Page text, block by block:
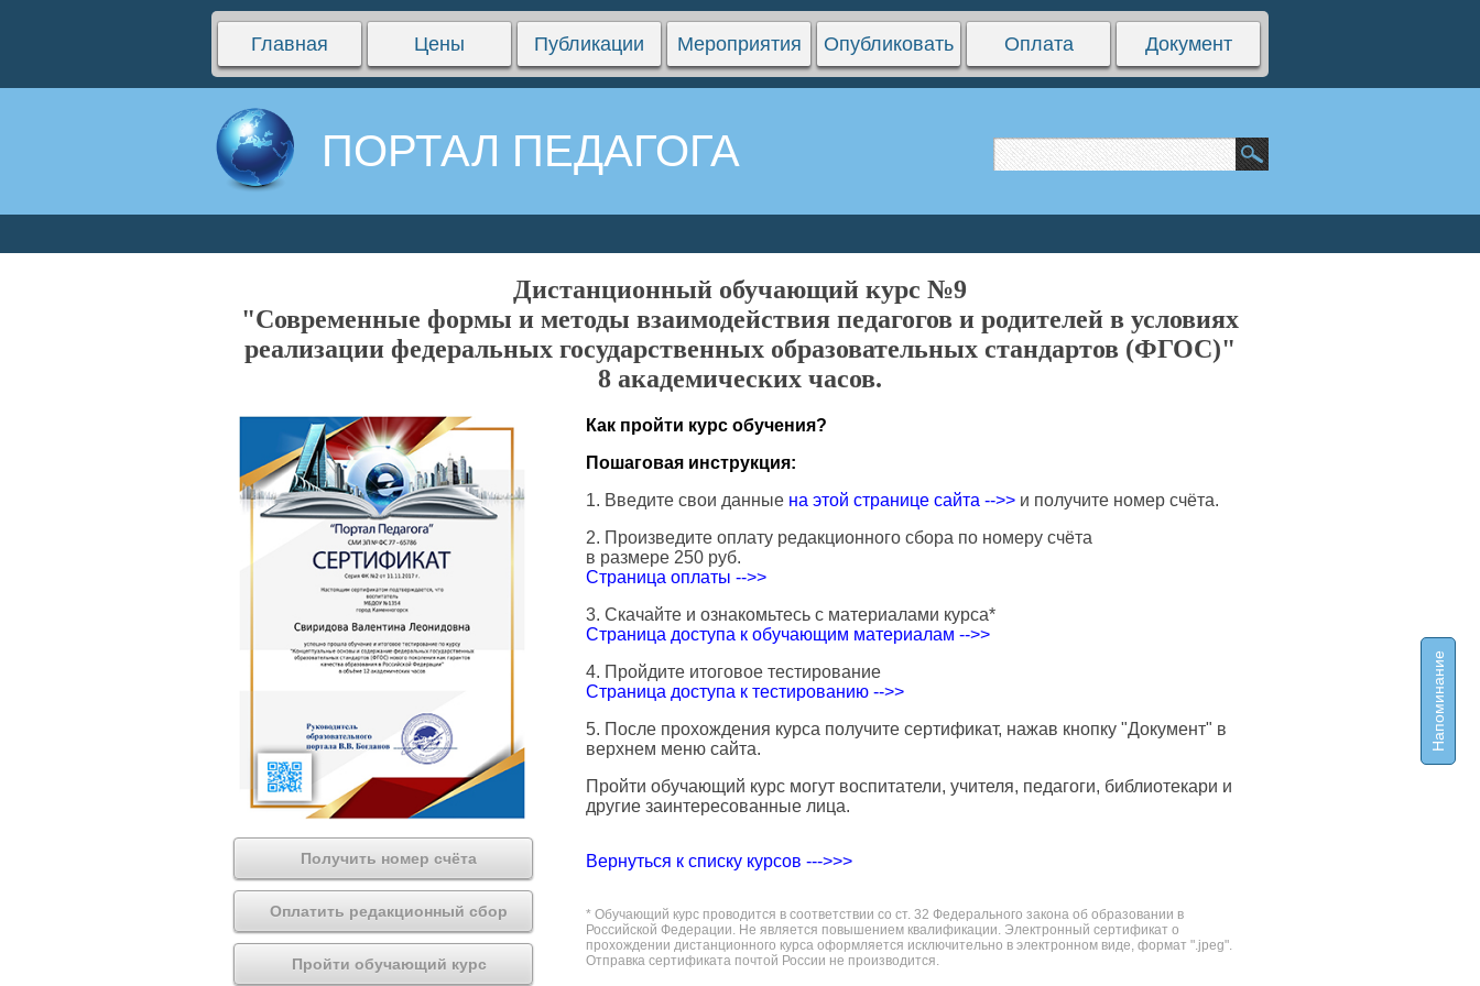
Главная Цены Публикации Мероприятия Опубликовать Оплата Документ
ПОРТАЛ ПЕДАГОГА
Напоминание
Дистанционный обучающий курс №9
"Современные формы и методы взаимодействия педагогов и родителей в условиях
реализации федеральных государственных образовательных стандартов (ФГОС)"
8 академических часов.
Получить номер счёта
Оплатить редакционный сбор
Пройти обучающий курс
Как пройти курс обучения?
Пошаговая инструкция:
1. Введите свои данные на этой странице сайта -->> и получите номер счёта.
2. Произведите оплату редакционного сбора по номеру счёта
в размере 250 руб.
Страница оплаты -->>
3. Скачайте и ознакомьтесь с материалами курса*
Страница доступа к обучающим материалам -->>
4. Пройдите итоговое тестирование
Страница доступа к тестированию -->>
5. После прохождения курса получите сертификат, нажав кнопку "Документ" в
верхнем меню сайта.
Пройти обучающий курс могут воспитатели, учителя, педагоги, библиотекари и
другие заинтересованные лица.
Вернуться к списку курсов --->>>
* Обучающий курс проводится в соответствии со ст. 32 Федерального закона об образовании в
Российской Федерации. Не является повышением квалификации. Электронный сертификат о
прохождении дистанционного курса оформляется исключительно в электронном виде, формат ".jpeg".
Отправка сертификата почтой России не производится.